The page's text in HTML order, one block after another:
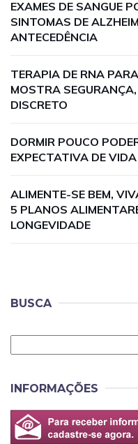
EXAMES DE SANGUE
SINTOMAS DE
ANTECEDÊNCIA
TERAPIA DE RNA
MOSTRA
DISCRETO
DORMIR POUCO
EXPECTATIVA DE VIDA
ALIMENTE-SE BEM,
5 PLANOS
LONGEVIDADE
BUSCA
INFORMAÇÕES